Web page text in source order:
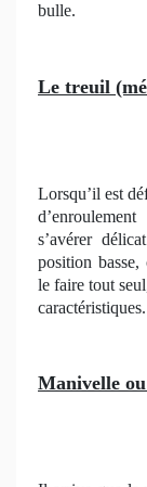
bulle.
Le treuil
Lorsqu’il est
s’avérer
position
le faire tout
caractéristiques.
Manivelle ou